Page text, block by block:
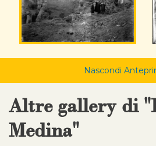
Nascondi
Altre gallery di
Medina"